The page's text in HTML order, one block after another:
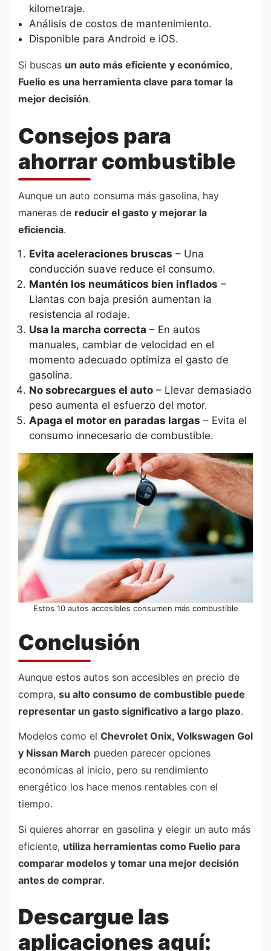
kilometraje.
Análisis de costos de mantenimiento.
Disponible para Android e iOS.
Si buscas un auto más eficiente y económico,
Fuelio es una herramienta clave para tomar la
mejor decisión.
Consejos para
ahorrar combustible
Aunque un auto consuma más gasolina, hay
maneras de reducir el gasto y mejorar la
eficiencia.
Evita aceleraciones bruscas – Una
conducción suave reduce el consumo.
Mantén los neumáticos bien inflados –
Llantas con baja presión aumentan la
resistencia al rodaje.
Usa la marcha correcta – En autos
manuales, cambiar de velocidad en el
momento adecuado optimiza el gasto de
gasolina.
No sobrecargues el auto– Llevar demasiado
peso aumenta el esfuerzo del motor.
Apaga el motor en paradas largas – Evita el
consumo innecesario de combustible.
Estos 10 autos accesibles consumen más combustible
Conclusión
Aunque estos autos son accesibles en precio de
compra, su alto consumo de combustible puede
representar un gasto significativo a largo plazo.
Modelos como el Chevrolet Onix, Volkswagen Gol
y Nissan March pueden parecer opciones
económicas al inicio, pero su rendimiento
energético los hace menos rentables con el
tiempo.
Si quieres ahorrar en gasolina y elegir un auto más
eficiente, utiliza herramientas como Fuelio para
comparar modelos y tomar una mejor decisión
antes de comprar.
Descargue las
aplicaciones aquí: